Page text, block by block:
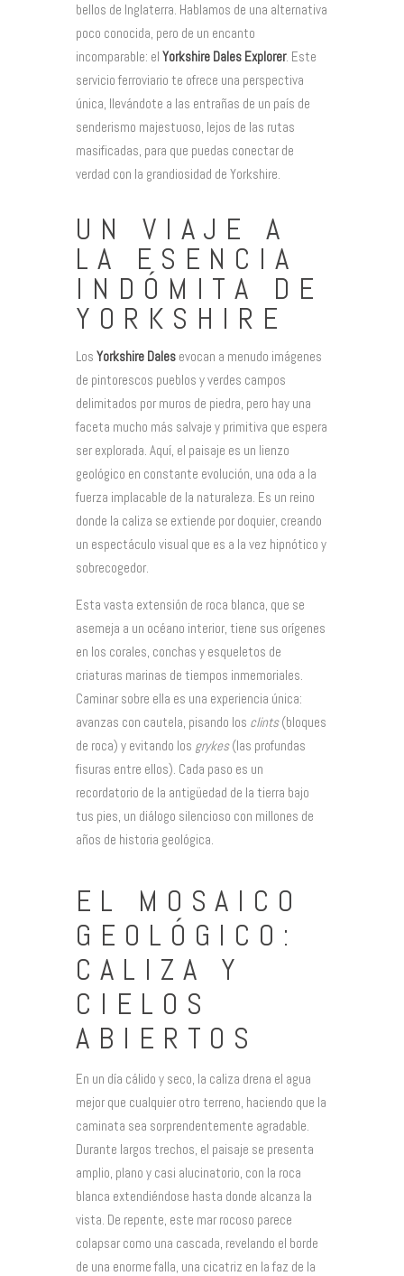
bellos de Inglaterra. Hablamos de una alternativa
poco conocida, pero de un encanto
incomparable: el Yorkshire Dales Explorer. Este
servicio ferroviario te ofrece una perspectiva
única, llevándote a las entrañas de un país de
senderismo majestuoso, lejos de las rutas
masificadas, para que puedas conectar de
verdad con la grandiosidad de Yorkshire.
UN VIAJE A
LA ESENCIA
INDÓMITA DE
YORKSHIRE
Los Yorkshire Dales evocan a menudo imágenes
de pintorescos pueblos y verdes campos
delimitados por muros de piedra, pero hay una
faceta mucho más salvaje y primitiva que espera
ser explorada. Aquí, el paisaje es un lienzo
geológico en constante evolución, una oda a la
fuerza implacable de la naturaleza. Es un reino
donde la caliza se extiende por doquier, creando
un espectáculo visual que es a la vez hipnótico y
sobrecogedor.
Esta vasta extensión de roca blanca, que se
asemeja a un océano interior, tiene sus orígenes
en los corales, conchas y esqueletos de
criaturas marinas de tiempos inmemoriales.
Caminar sobre ella es una experiencia única:
avanzas con cautela, pisando los clints(bloques
de roca) y evitando los grykes(las profundas
fisuras entre ellos). Cada paso es un
recordatorio de la antigüedad de la tierra bajo
tus pies, un diálogo silencioso con millones de
años de historia geológica.
EL MOSAICO
GEOLÓGICO:
CALIZA Y
CIELOS
ABIERTOS
En un día cálido y seco, la caliza drena el agua
mejor que cualquier otro terreno, haciendo que la
caminata sea sorprendentemente agradable.
Durante largos trechos, el paisaje se presenta
amplio, plano y casi alucinatorio, con la roca
blanca extendiéndose hasta donde alcanza la
vista. De repente, este mar rocoso parece
colapsar como una cascada, revelando el borde
de una enorme falla, una cicatriz en la faz de la